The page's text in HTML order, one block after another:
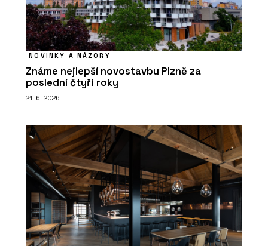
NOVINKY A NÁZORY
Známe nejlepší novostavbu Plzně za
poslední čtyři roky
21. 6. 2026